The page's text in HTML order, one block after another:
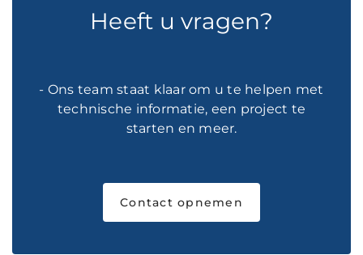
Heeft u vragen?
- Ons team staat klaar om u te helpen met
technische informatie, een project te
starten en meer.
Contact opnemen